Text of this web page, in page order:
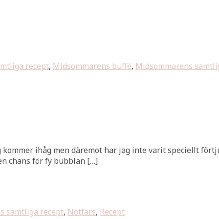
recept, Midsommarens buffé, Midsommarens
ihåg men däremot har jag inte varit speciellt
chans för fy bubblan […]
samtliga recept, Nötfärs, Recept